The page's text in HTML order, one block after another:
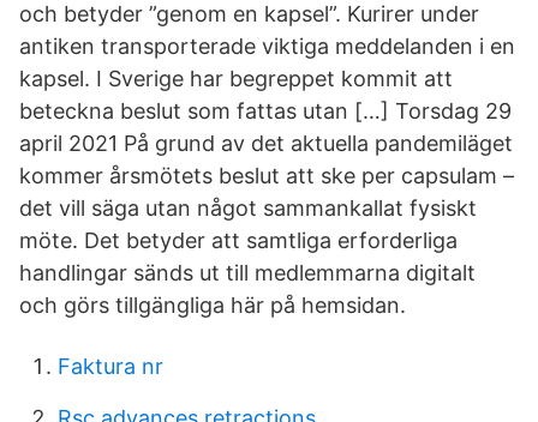
och betyder ”genom en kapsel”. Kurirer under
antiken transporterade viktiga meddelanden i en
kapsel. I Sverige har begreppet kommit att
beteckna beslut som fattas utan […] Torsdag 29
april 2021 På grund av det aktuella pandemiläget
kommer årsmötets beslut att ske per capsulam –
det vill säga utan något sammankallat fysiskt
möte. Det betyder att samtliga erforderliga
handlingar sänds ut till medlemmarna digitalt
och görs tillgängliga här på hemsidan.
Faktura nr